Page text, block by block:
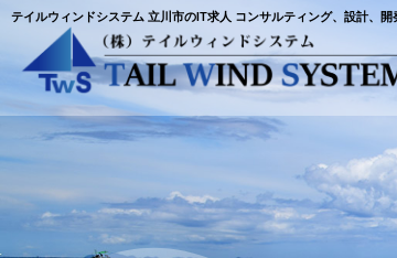
テイルウィンドシステム 立川市のIT求人 コンサルティング、設計、開